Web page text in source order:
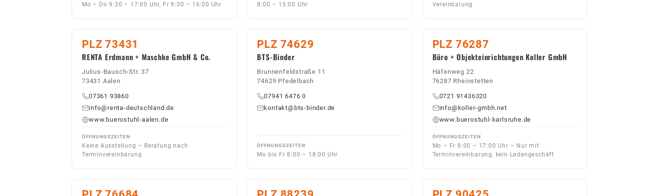
Mo – Do 9:30 – 17:00 Uhr, Fr 9:30 – 16:00 Uhr
8:00 – 15:00 Uhr
Vereinbarung
PLZ 73431
RENTA Erdmann + Maschke GmbH & Co.
Julius-Bausch-Str. 37
73431 Aalen
07361 93860
info@renta-deutschland.de
www.buerostuhl-aalen.de
ÖFFNUNGSZEITEN
Keine Ausstellung – Beratung nach
Terminvereinbarung
PLZ 74629
BTS-Binder
Brunnenfeldstraße 11
74629 Pfedelbach
07941 6476 0
kontakt@bts-binder.de
ÖFFNUNGSZEITEN
Mo bis Fr 8:00 – 18:00 Uhr
PLZ 76287
Büro + Objekteinrichtungen Koller GmbH
Häfenweg 22
76287 Rheinstetten
0721 91436320
info@koller-gmbh.net
www.buerostuhl-karlsruhe.de
ÖFFNUNGSZEITEN
Mo – Fr 8:00 – 17:00 Uhr – Nur mit
Terminvereinbarung, kein Ladengeschäft